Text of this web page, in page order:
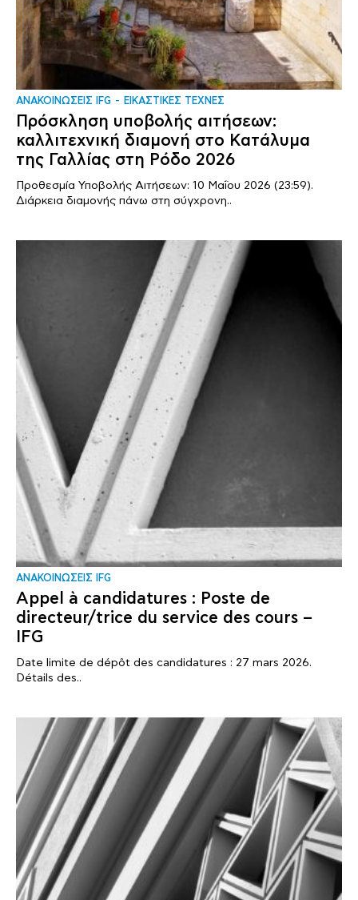
ΑΝΑΚΟΙΝΩΣΕΙΣ IFG ΕΙΚΑΣΤΙΚΕΣ ΤΕΧΝΕΣ
Πρόσκληση υποβολής αιτήσεων:
καλλιτεχνική διαμονή στο Κατάλυμα
της Γαλλίας στη Ρόδο 2026
Προθεσμία Υποβολής Αιτήσεων: 10 Μαΐου 2026 (23:59).
Διάρκεια διαμονής πάνω στη σύγχρονη..
ΑΝΑΚΟΙΝΩΣΕΙΣ IFG
Appel à candidatures : Poste de
directeur/trice du service des cours –
IFG
Date limite de dépôt des candidatures : 27 mars 2026.
Détails des..